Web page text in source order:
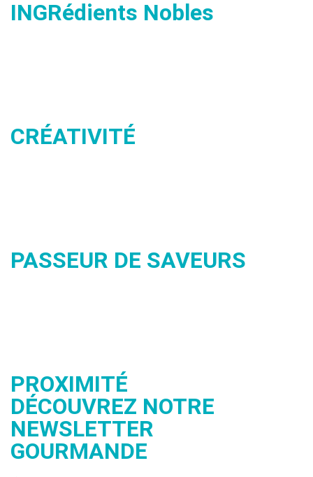
INGRédients Nobles
CRÉATIVITÉ
PASSEUR DE SAVEURS
PROXIMITÉ
DÉCOUVREZ NOTRE
NEWSLETTER
GOURMANDE